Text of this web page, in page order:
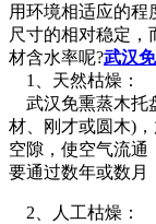
用环境相适应的程
尺寸的相对稳定，
材含水率呢?武汉
1、天然枯燥：
武汉免熏蒸木托
材、刚才或圆木)
空隙，使空气流通
要通过数年或数月
2、人工枯燥：